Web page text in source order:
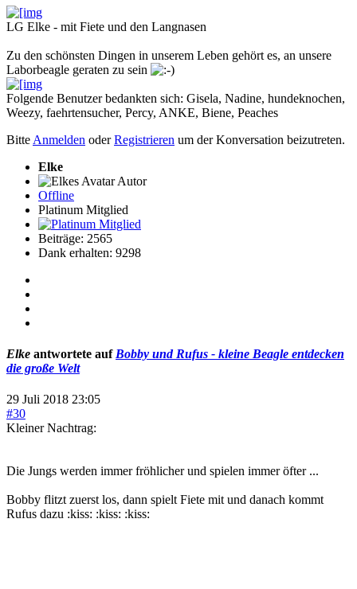
LG Elke - mit Fiete und den Langnasen
Zu den schönsten Dingen in unserem Leben gehört es, an unsere
Laborbeagle geraten zu sein
Folgende Benutzer bedankten sich: Gisela, Nadine, hundeknochen,
Weezy, faehrtensucher, Percy, ANKE, Biene, Peaches
Bitte Anmelden oderRegistrieren um der Konversation beizutreten.
Elke
Autor
Offline
Platinum Mitglied
Beiträge: 2565
Dank erhalten: 9298
Elke antwortete auf Bobby und Rufus - kleine Beagle entdecken
die große Welt
29 Juli 2018 23:05
#30
Kleiner Nachtrag:
Die Jungs werden immer fröhlicher und spielen immer öfter ...
Bobby flitzt zuerst los, dann spielt Fiete mit und danach kommt
Rufus dazu :kiss: :kiss: :kiss: